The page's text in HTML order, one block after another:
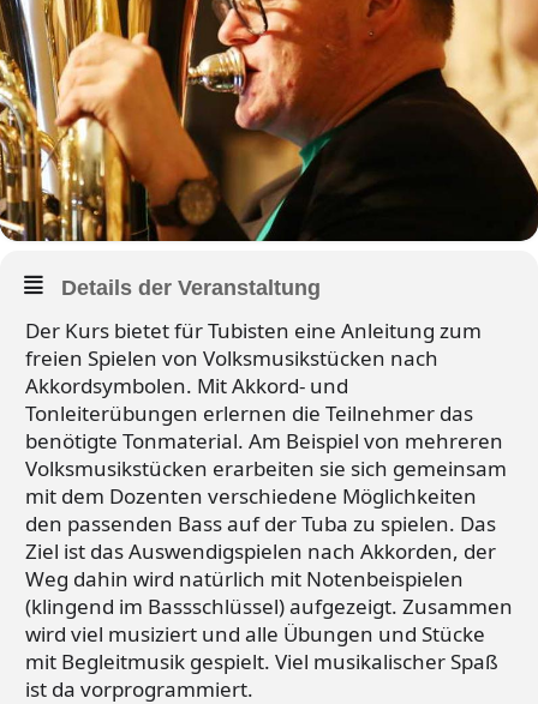
Details der Veranstaltung
Der Kurs bietet für Tubisten eine Anleitung zum
freien Spielen von Volksmusikstücken nach
Akkordsymbolen. Mit Akkord- und
Tonleiterübungen erlernen die Teilnehmer das
benötigte Tonmaterial. Am Beispiel von mehreren
Volksmusikstücken erarbeiten sie sich gemeinsam
mit dem Dozenten verschiedene Möglichkeiten
den passenden Bass auf der Tuba zu spielen. Das
Ziel ist das Auswendigspielen nach Akkorden, der
Weg dahin wird natürlich mit Notenbeispielen
(klingend im Bassschlüssel) aufgezeigt. Zusammen
wird viel musiziert und alle Übungen und Stücke
mit Begleitmusik gespielt. Viel musikalischer Spaß
ist da vorprogrammiert.